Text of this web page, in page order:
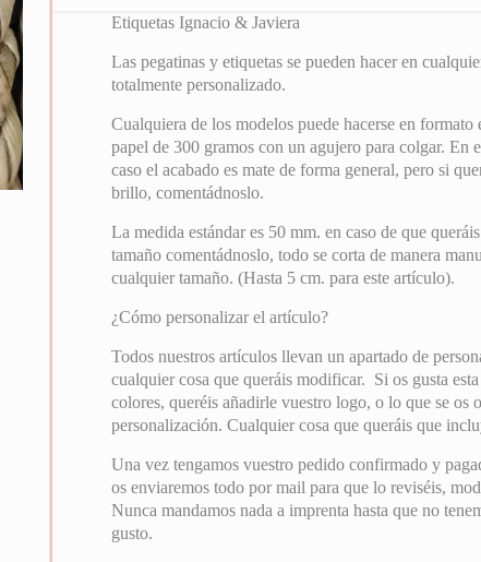
Etiquetas Ignacio & Javiera
Las pegatinas y etiquetas se pueden hacer en
totalmente personalizado.
Cualquiera de los modelos puede hacerse en formato
papel de 300 gramos con un agujero para colgar. En
caso el acabado es mate de forma general, pero si
brillo, comentádnoslo.
La medida estándar es 50 mm. en caso de que
tamaño comentádnoslo, todo se corta de manera
cualquier tamaño. (Hasta 5 cm. para este artículo).
¿Cómo personalizar el artículo?
Todos nuestros artículos llevan un apartado de
cualquier cosa que queráis modificar. Si os gusta
colores, queréis añadirle vuestro logo, o lo que se os
personalización. Cualquier cosa que queráis que
Una vez tengamos vuestro pedido confirmado y
os enviaremos todo por mail para que lo reviséis,
Nunca mandamos nada a imprenta hasta que no
gusto.